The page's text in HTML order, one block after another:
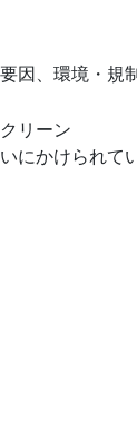
因、環境・規
リーン
にかけられて